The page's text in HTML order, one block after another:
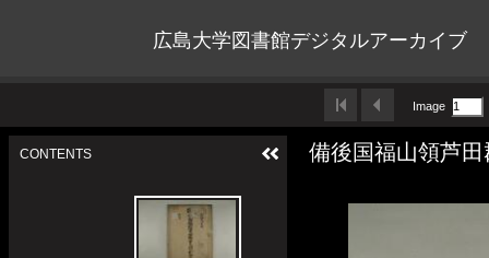
広島大学図書館デジタルアーカイブ